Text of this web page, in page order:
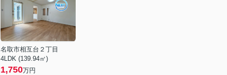
名取市相互台２丁目
4LDK (139.94㎡)
1,750万円